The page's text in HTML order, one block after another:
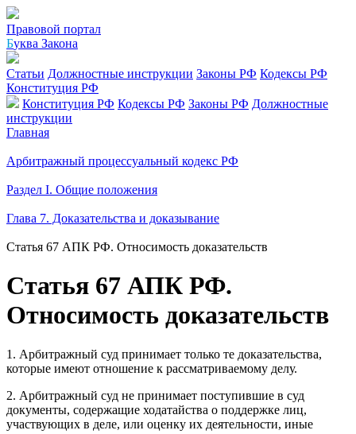
Правовой портал
Буква Закона
Статьи Должностные инструкции Законы РФ Кодексы РФ
Конституция РФ
Конституция РФ Кодексы РФ Законы РФ Должностные
инструкции
Главная
Арбитражный процессуальный кодекс РФ
Раздел I. Общие положения
Глава 7. Доказательства и доказывание
Статья 67 АПК РФ. Относимость доказательств
Статья 67 АПК РФ.
Относимость доказательств
1. Арбитражный суд принимает только те доказательства,
которые имеют отношение к рассматриваемому делу.
2. Арбитражный суд не принимает поступившие в суд
документы, содержащие ходатайства о поддержке лиц,
участвующих в деле, или оценку их деятельности, иные